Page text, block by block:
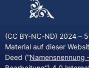
(CC BY-NC-ND) 2024 –
Material auf dieser
Deed (“Namensnennung